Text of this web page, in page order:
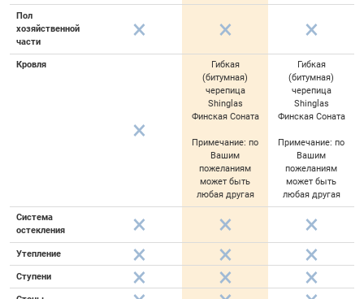
Пол
хозяйственной
части
Кровля
Гибкая
(битумная)
черепица
Shinglas
Финская Соната
Примечание: по
Вашим
пожеланиям
может быть
любая другая
Гибкая
(битумная)
черепица
Shinglas
Финская Соната
Примечание: по
Вашим
пожеланиям
может быть
любая другая
Система
остекления
Утепление
Ступени